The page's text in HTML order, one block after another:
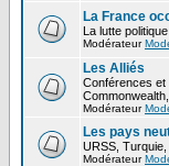
La France
La lutte
Modérateur
Les Alliés
Conférences et
Modérateur
Les pays
URSS,
Modérateur